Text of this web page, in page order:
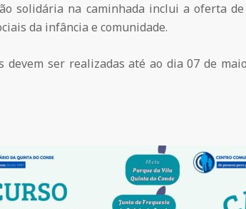
solidária na caminhada inclui a oferta
da infância e comunidade.
devem ser realizadas até ao dia 07 de